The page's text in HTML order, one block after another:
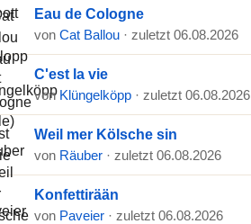
Eau de Cologne
von Cat Ballou · zuletzt 06.08.2026
C'est la vie
von Klüngelköpp · zuletzt 06.08.2026
Weil mer Kölsche sin
von Räuber · zuletzt 06.08.2026
Konfettirään
von Paveier · zuletzt 06.08.2026